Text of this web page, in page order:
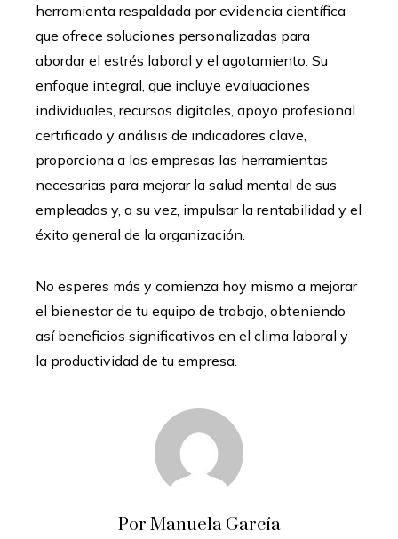
herramienta respaldada por evidencia científica
que ofrece soluciones personalizadas para
abordar el estrés laboral y el agotamiento. Su
enfoque integral, que incluye evaluaciones
individuales, recursos digitales, apoyo profesional
certificado y análisis de indicadores clave,
proporciona a las empresas las herramientas
necesarias para mejorar la salud mental de sus
empleados y, a su vez, impulsar la rentabilidad y el
éxito general de la organización.
No esperes más y comienza hoy mismo a mejorar
el bienestar de tu equipo de trabajo, obteniendo
así beneficios significativos en el clima laboral y
la productividad de tu empresa.
Por Manuela García